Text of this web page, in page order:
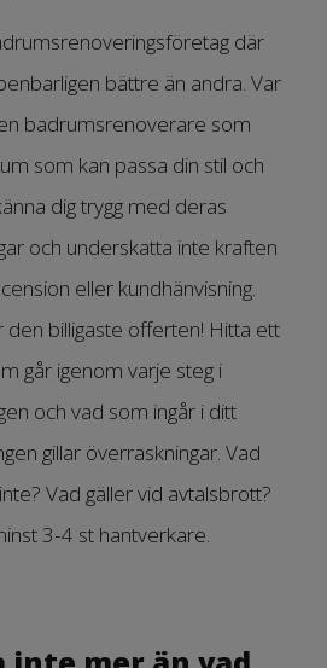
där
bättre än andra. Var
badrumsrenoverare som
som kan passa din stil och
dig trygg med deras
och underskatta inte kraften
eller kundhänvisning.
den billigaste offerten! Hitta ett
går igenom varje steg i
och vad som ingår i ditt
gillar överraskningar. Vad
Vad gäller vid avtalsbrott?
3-4 st hantverkare.